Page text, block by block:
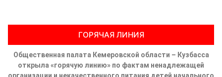
ГОРЯЧАЯ ЛИНИЯ
Общественная палата Кемеровской области – Кузбасса
открыла «горячую линию» по фактам ненадлежащей